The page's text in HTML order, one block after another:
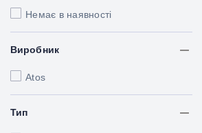
Немає в наявності
Виробник
Atos
Тип